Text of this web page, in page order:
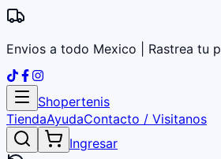
Envios a todo Mexico | Rastrea tu
Shopertenis
TiendaAyudaContacto / Visitanos
Ingresar